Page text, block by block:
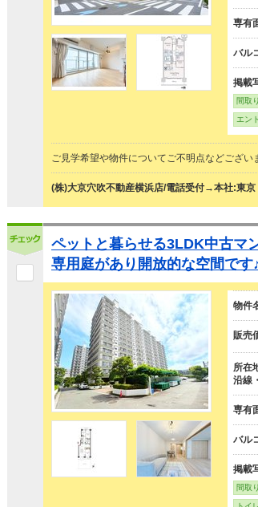
専有
バル
掲載
間取
エン
ご見学希望や物件についてご不明点などござい
(株)大京穴吹不動産横浜店/電話受付→本社:東京
ペットと暮らせる3LDK中古マ
専用庭があり開放的な空間です
物件
販売
所在
沿線
専有
バル
掲載
間取